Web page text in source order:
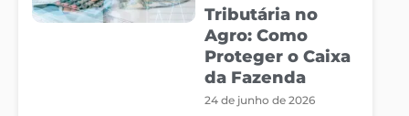
Tributária no
Agro: Como
Proteger o Caixa
da Fazenda
24 de junho de 2026